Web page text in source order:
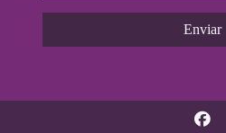
Enviar